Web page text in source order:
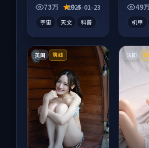
持续发酵，适合周末
73万 9.4
2025-01-23
宇宙 天文 科普
行，细
49
机甲
英国 院线 法国